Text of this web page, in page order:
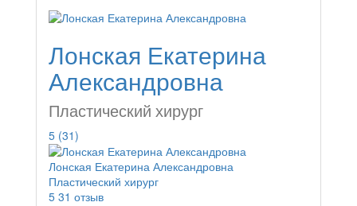
Лонская Екатерина
Александровна
Пластический хирург
5 (31)
Лонская Екатерина Александровна
Пластический хирург
5 31 отзыв